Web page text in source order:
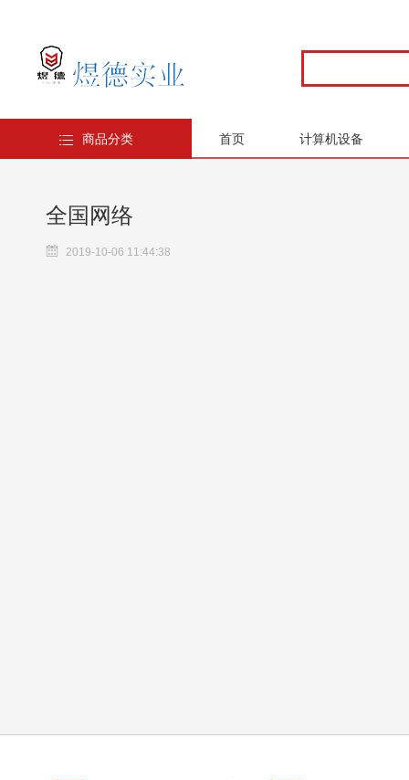
商品分类 首页 计算机设备
全国网络
2019-10-06 11:44:38